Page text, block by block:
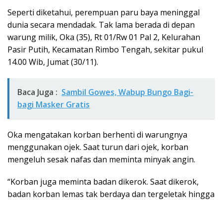
Seperti diketahui, perempuan paru baya meninggal
dunia secara mendadak. Tak lama berada di depan
warung milik, Oka (35), Rt 01/Rw 01 Pal 2, Kelurahan
Pasir Putih, Kecamatan Rimbo Tengah, sekitar pukul
14.00 Wib, Jumat (30/11).
Baca Juga : Sambil Gowes, Wabup Bungo Bagi-
bagi Masker Gratis
Oka mengatakan korban berhenti di warungnya
menggunakan ojek. Saat turun dari ojek, korban
mengeluh sesak nafas dan meminta minyak angin.
“Korban juga meminta badan dikerok. Saat dikerok,
badan korban lemas tak berdaya dan tergeletak hingga